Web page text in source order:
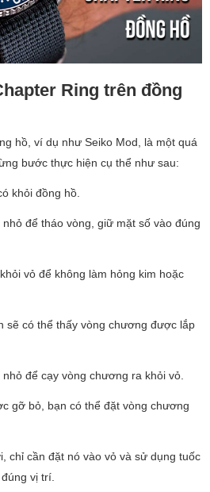
Ring trên đồng
hồ, ví dụ như Seiko Mod, là một quá
bước thực hiện cụ thể như sau:
khỏi đồng hồ.
để tháo vòng, giữ mặt số vào đúng
vỏ để không làm hỏng kim hoặc
sẽ có thể thấy vòng chương được lắp
để cạy vòng chương ra khỏi vỏ.
gỡ bỏ, bạn có thể đặt vòng chương
chỉ cần đặt nó vào vỏ và sử dụng tuốc
vị trí.